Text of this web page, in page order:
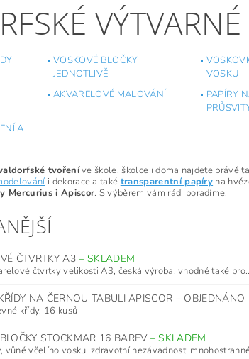
VOSKOVÉ BLOČKY
JEDNOTLIVĚ
VOSKU
AKVARELOVÉ MALOVÁNÍ
PAPÍRY
A
tvořeníve škole, školce i doma najdete právě
i dekorace a také transparentní papíry na
Mercurius i Apiscor. S výběrem vám rádi poradíme.
ČTVRTKY A3– SKLADEM
čtvrtky velikosti A3, česká výroba, vhodné také
NA ČERNOU TABULI APISCOR – OBJEDNÁNO
křídy, 16 kusů
STOCKMAR 16 BAREV –SKLADEM
vůně včelího vosku, zdravotní nezávadnost,